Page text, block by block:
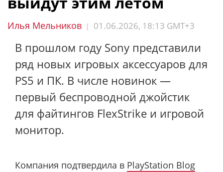
Илья Мельников | 01.06.2026, 18:13 GMT+3
В прошлом году Sony представили
ряд новых игровых аксессуаров для
PS5 и ПК. В числе новинок —
первый беспроводной джойстик
для файтингов FlexStrike и игровой
монитор.
Компания подтвердила в PlayStation Blog